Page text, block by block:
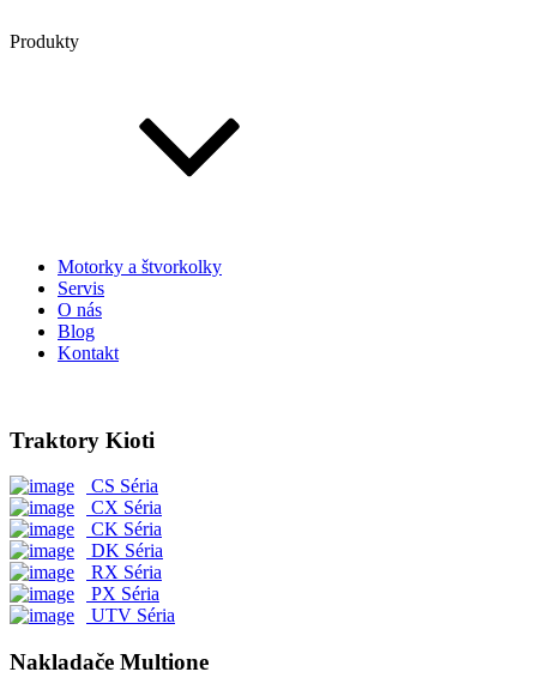
Produkty
Motorky a štvorkolky
Servis
O nás
Blog
Kontakt
Traktory Kioti
CS Séria
CX Séria
CK Séria
DK Séria
RX Séria
PX Séria
UTV Séria
Nakladače Multione